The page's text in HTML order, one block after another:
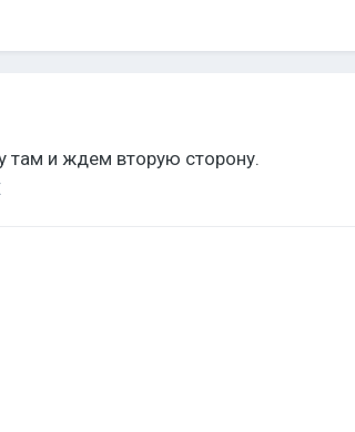
там и ждем вторую сторону.